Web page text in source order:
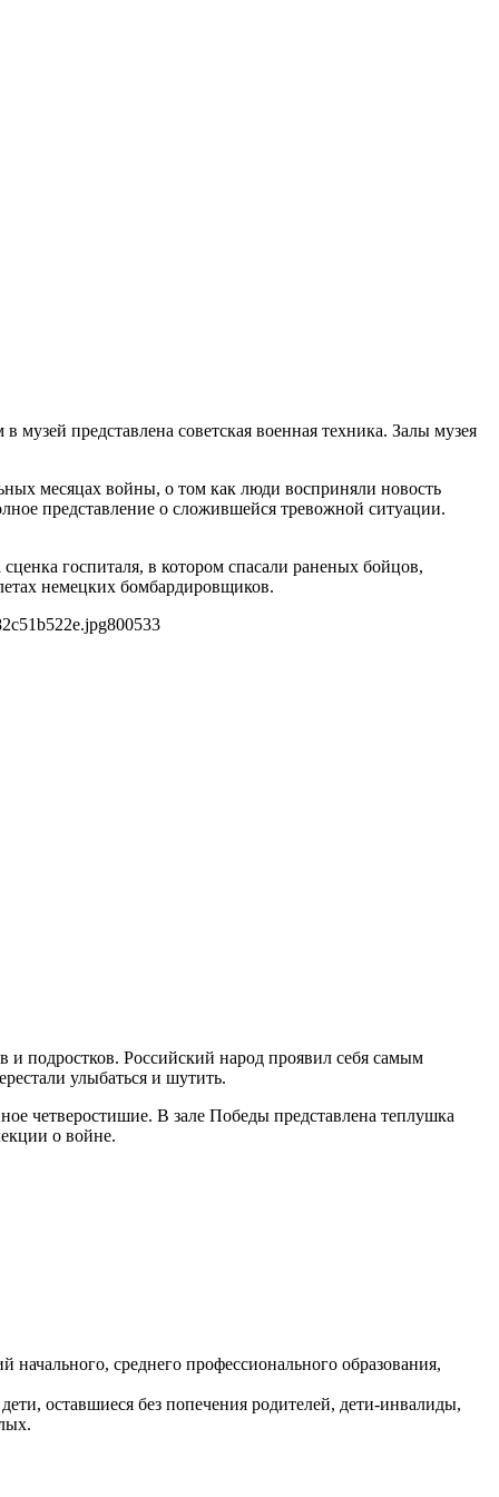
представлена советская военная техника. Залы музея
месяцах войны, о том как люди восприняли новость
представление о сложившейся тревожной ситуации.
госпиталя, в котором спасали раненых бойцов,
немецких бомбардировщиков.
800533
и подростков. Российский народ проявил себя самым
улыбаться и шутить.
четверостишие. В зале Победы представлена теплушка
о войне.
среднего профессионального образования,
оставшиеся без попечения родителей, дети-инвалиды,